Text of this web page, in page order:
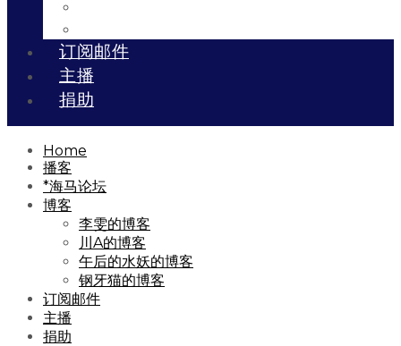
订阅邮件
主播
捐助
Home
播客
*海马论坛
博客
李雯的博客
川A的博客
午后的水妖的博客
钢牙猫的博客
订阅邮件
主播
捐助